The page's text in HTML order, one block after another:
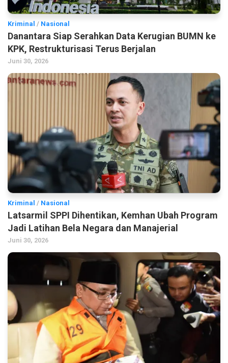
Kriminal / Nasional
Danantara Siap Serahkan Data Kerugian BUMN ke
KPK, Restrukturisasi Terus Berjalan
Juni 30, 2026
Kriminal / Nasional
Latsarmil SPPI Dihentikan, Kemhan Ubah Program
Jadi Latihan Bela Negara dan Manajerial
Juni 30, 2026